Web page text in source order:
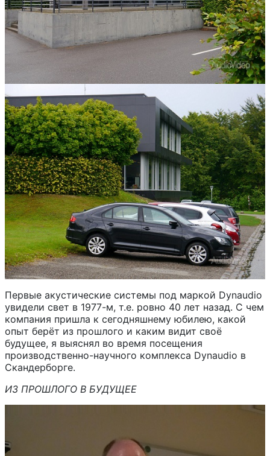
Первые акустические системы под маркой Dynaudio
увидели свет в 1977-м, т.е. ровно 40 лет назад. С чем
компания пришла к сегодняшнему юбилею, какой
опыт берёт из прошлого и каким видит своё
будущее, я выяснял во время посещения
производственно-научного комплекса Dynaudio в
Скандерборге.
ИЗ ПРОШЛОГО В БУДУЩЕЕ